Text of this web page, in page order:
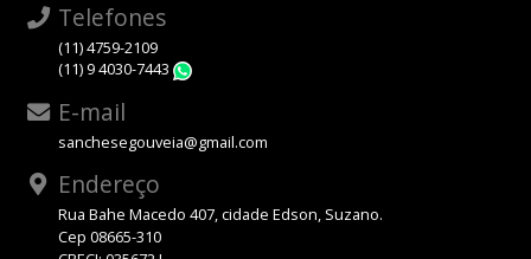
Telefones
(11) 4759-2109
(11) 9 4030-7443
E-mail
sanchesegouveia@gmail.com
Endereço
Rua Bahe Macedo 407, cidade Edson, Suzano.
Cep 08665-310